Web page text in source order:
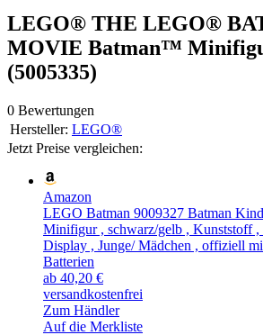
LEGO® THE LEGO®
MOVIE Batman™
(5005335)
0 Bewertungen
Hersteller: LEGO®
Jetzt Preise vergleichen:
Amazon
LEGO Batman 9009327 Batman
Minifigur , schwarz/gelb , Kunststoff
Display , Junge/ Mädchen , offiziell
Batterien
ab 40,20 €
versandkostenfrei
Zum Händler
Auf die Merkliste